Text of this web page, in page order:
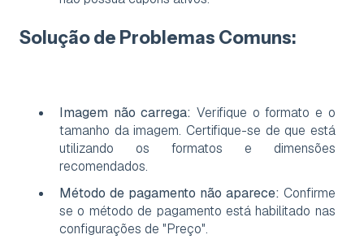
Solução de Problemas Comuns:
Imagem não carrega: Verifique o formato e o
tamanho da imagem. Certifique-se de que está
utilizando os formatos e dimensões
recomendados.
Método de pagamento não aparece: Confirme
se o método de pagamento está habilitado nas
configurações de "Preço".